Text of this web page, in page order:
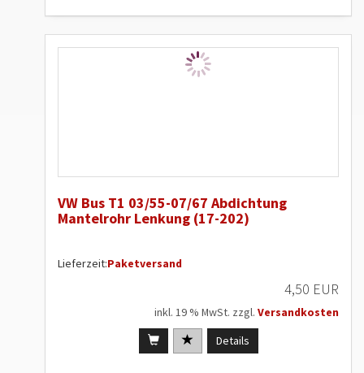
VW Bus T1 03/55-07/67 Abdichtung
Mantelrohr Lenkung (17-202)
Lieferzeit:Paketversand
4,50 EUR
inkl. 19 % MwSt. zzgl. Versandkosten
Details